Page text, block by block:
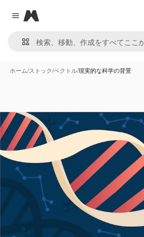
Close menu
Magnific
ホーム/ストック/ベクトル/現実的な科学の背景